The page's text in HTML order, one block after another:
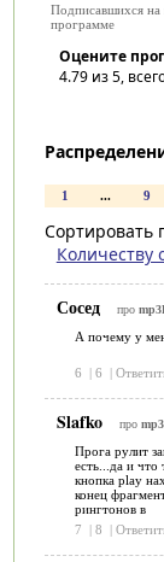
Подписавшихся на
программе
Оцените
4.79из 5,
1 ... 9
Сортировать
Количеству
Сосед про
А почему у
6 | 6 |
Slafko про
Прога рулит
есть...да и что
кнопка play
конец
рингтонов в
7
| 8 |